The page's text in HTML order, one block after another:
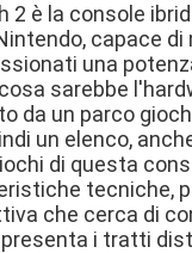
2 è la console
capace
una
sarebbe
da un parco
un elenco,
di questa
tecniche,
che cerca di
presenta i tratti